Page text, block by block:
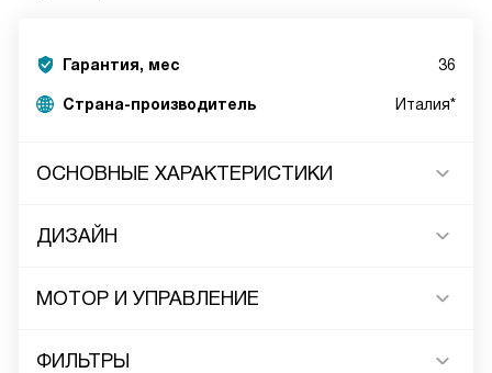
Гарантия, мес 36
Страна-производитель Италия*
ОСНОВНЫЕ ХАРАКТЕРИСТИКИ
ДИЗАЙН
МОТОР И УПРАВЛЕНИЕ
ФИЛЬТРЫ